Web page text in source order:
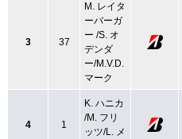
3 37
M. レイタ
ーバーガ
ー /S. オ
デンダ
ー/M.V.D.
マーク
4 1
K. ハニカ
/M. フリ
ッツ/L. メ